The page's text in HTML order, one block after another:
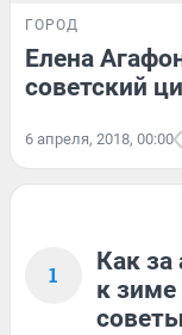
ГОРОД
Елена
советский
6 апреля, 2018, 00:00
1
Как за
к